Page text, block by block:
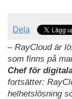
Dela
– RayCloud är
som finns på
Chef för
fortsätter:
helhetslösning